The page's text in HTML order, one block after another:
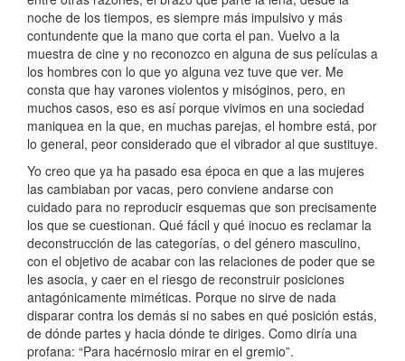
noche de los tiempos, es siempre más impulsivo y más
contundente que la mano que corta el pan. Vuelvo a la
muestra de cine y no reconozco en alguna de sus películas a
los hombres con lo que yo alguna vez tuve que ver. Me
consta que hay varones violentos y misóginos, pero, en
muchos casos, eso es así porque vivimos en una sociedad
maniquea en la que, en muchas parejas, el hombre está, por
lo general, peor considerado que el vibrador al que sustituye.
Yo creo que ya ha pasado esa época en que a las mujeres
las cambiaban por vacas, pero conviene andarse con
cuidado para no reproducir esquemas que son precisamente
los que se cuestionan. Qué fácil y qué inocuo es reclamar la
deconstrucción de las categorías, o del género masculino,
con el objetivo de acabar con las relaciones de poder que se
les asocia, y caer en el riesgo de reconstruir posiciones
antagónicamente miméticas. Porque no sirve de nada
disparar contra los demás si no sabes en qué posición estás,
de dónde partes y hacia dónde te diriges. Como diría una
profana: “Para hacérnoslo mirar en el gremio”.